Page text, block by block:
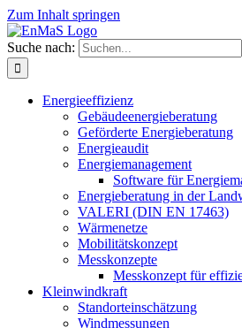
Zum Inhalt springen
Suche nach:
Energieeffizienz
Gebäudeenergieberatung
Geförderte Energieberatung
Energieaudit
Energiemanagement
Software für
Energieberatung in der
VALERI (DIN EN 17463)
Wärmenetze
Mobilitätskonzept
Messkonzepte
Messkonzept für
Kleinwindkraft
Standorteinschätzung
Windmessungen